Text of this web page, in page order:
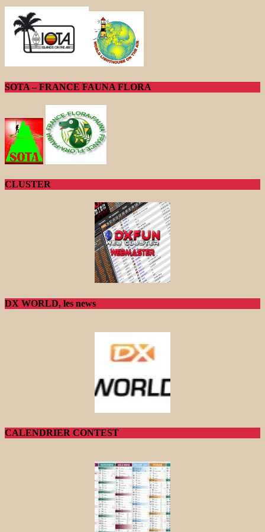
SOTA – FRANCE FAUNA FLORA
CLUSTER
DX WORLD, les news
CALENDRIER CONTEST